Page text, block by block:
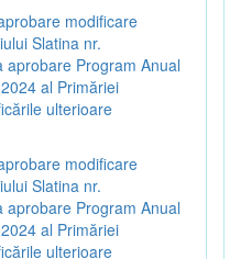
modificare
Slatina nr.
Program Anual
al Primăriei
ulterioare
modificare
Slatina nr.
Program Anual
al Primăriei
ulterioare